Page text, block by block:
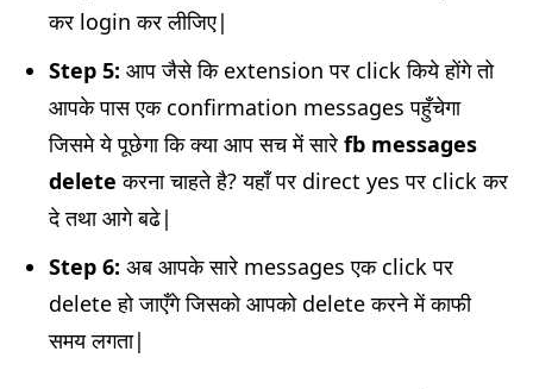
कर login कर लीजिए|
Step 5: आप जैसे कि extension पर click किये होंगे तो
आपके पास एक confirmation messages पहुँचेगा
जिसमे ये पूछेगा कि क्या आप सच में सारे fb messages
deleteकरना चाहते है? यहाँ पर direct yes पर click कर
दे तथा आगे बढे|
Step 6: अब आपके सारे messages एक click पर
delete हो जाएँगे जिसको आपको delete करने में काफी
समय लगता|